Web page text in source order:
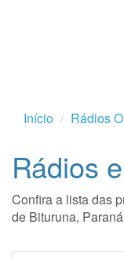
Início Rádios
Rádios
Confira a lista das
de Bituruna,